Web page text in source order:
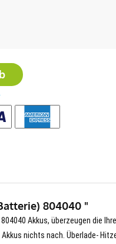
804040 "
Akkus, überzeugen die Ihre
nichts nach. Überlade-